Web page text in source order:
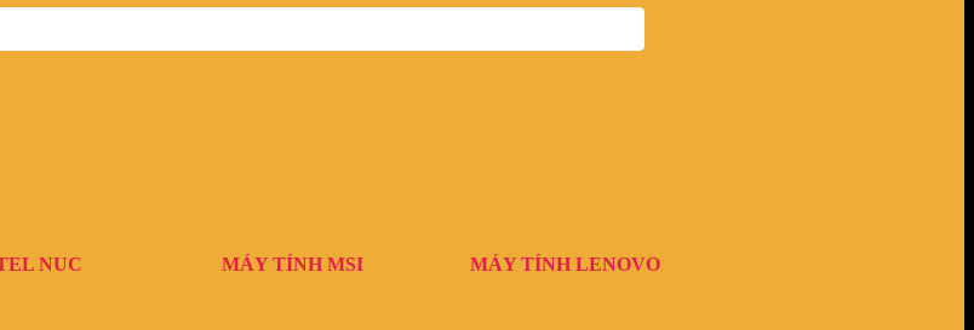
NUC MÁY TÍNH MSI MÁY TÍNH LENOVO